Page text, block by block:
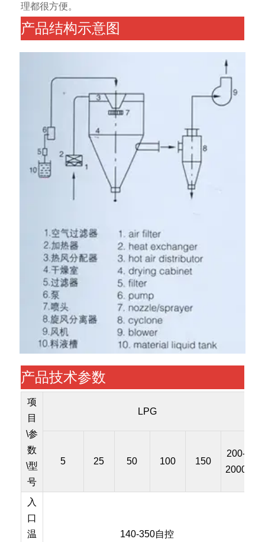
理都很方便。
产品结构示意图
产品技术参数
项
目
\参
数
\型
号
LPG
5 25 50 100 150
200-
2000
入
口
温
140-350自控